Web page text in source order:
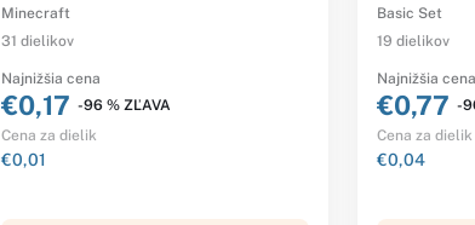
Minecraft
31 dielikov
Najnižšia cena
€0,17 -96 % ZĽAVA
Cena za dielik
€0,01
Basic Set
19 dielikov
Najnižšia cena
€0,77 -
Cena za dielik
€0,04